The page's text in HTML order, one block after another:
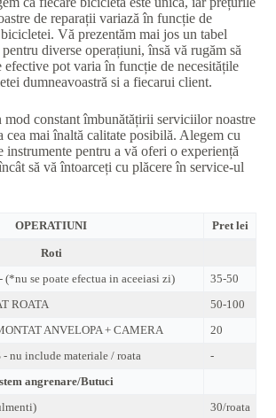
de reparații variază în funcție de
Vă prezentăm mai jos un tabel
diverse operațiuni, însă vă rugăm să
efective pot varia în funcție de necesitățile
dumneavoastră si a fiecarui client.
mod constant îmbunătățirii serviciilor noastre
cea mai înaltă calitate posibilă. Alegem cu
instrumente pentru a vă oferi o experiență
să vă întoarceți cu plăcere în service-ul
OPERATIUNI Pret lei
Roti
(*nu se poate efectua in aceeiasi zi)
35-50
ROATA
50-100
ANVELOPA + CAMERA
20
nu include materiale / roata
-
angrenare/Butuci
30/roata